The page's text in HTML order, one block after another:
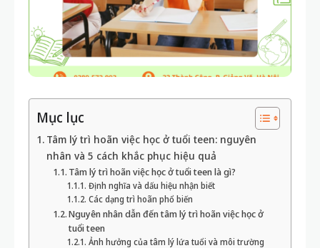
Mục lục
Tâm lý trì hoãn việc học ở tuổi teen: nguyên
nhân và 5 cách khắc phục hiệu quả
Tâm lý trì hoãn việc học ở tuổi teen là gì?
Định nghĩa và dấu hiệu nhận biết
Các dạng trì hoãn phổ biến
Nguyên nhân dẫn đến tâm lý trì hoãn việc học ở
tuổi teen
Ảnh hưởng của tâm lý lứa tuổi và môi trường